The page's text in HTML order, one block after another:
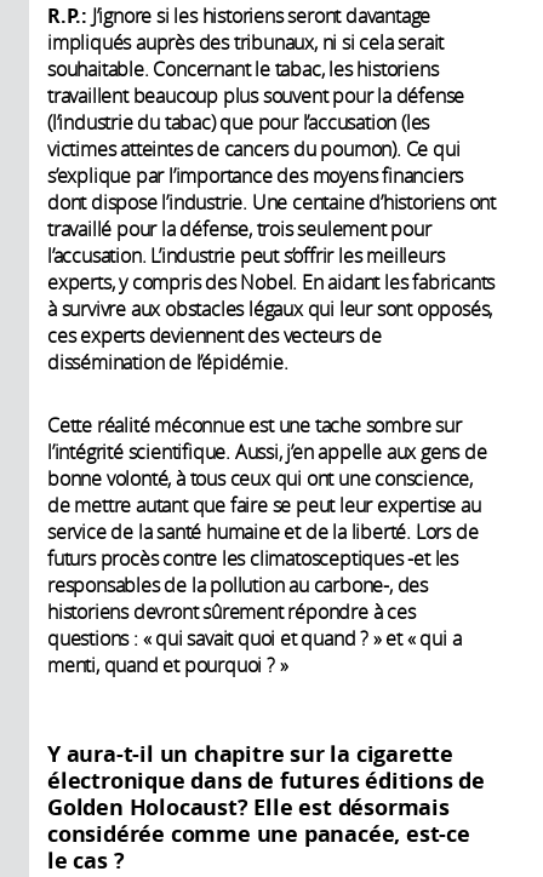
R.P.: J’ignore si les historiens seront davantage
impliqués auprès des tribunaux, ni si cela serait
souhaitable. Concernant le tabac, les historiens
travaillent beaucoup plus souvent pour la défense
(l’industrie du tabac) que pour l’accusation (les
victimes atteintes de cancers du poumon). Ce qui
s’explique par l’importance des moyens financiers
dont dispose l’industrie. Une centaine d’historiens ont
travaillé pour la défense, trois seulement pour
l’accusation. L’industrie peut s’offrir les meilleurs
experts, y compris des Nobel. En aidant les fabricants
à survivre aux obstacles légaux qui leur sont opposés,
ces experts deviennent des vecteurs de
dissémination de l’épidémie.
Cette réalité méconnue est une tache sombre sur
l’intégrité scientifique. Aussi, j’en appelle aux gens de
bonne volonté, à tous ceux qui ont une conscience,
de mettre autant que faire se peut leur expertise au
service de la santé humaine et de la liberté. Lors de
futurs procès contre les climatosceptiques -et les
responsables de la pollution au carbone-, des
historiens devront sûrement répondre à ces
questions : « qui savait quoi et quand ? » et « qui a
menti, quand et pourquoi ? »
Y aura-t-il un chapitre sur la cigarette
électronique dans de futures éditions de
Golden Holocaust? Elle est désormais
considérée comme une panacée, est-ce
le cas ?